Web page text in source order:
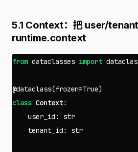
5.1 Context：把 user/
runtime.context
from dataclasses import
@dataclass(frozen=True)
class Context:
user_id :
str
tenant_id : str